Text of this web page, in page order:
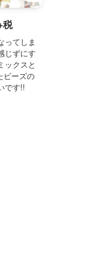
税
ってしま
じずにす
ックスと
ビーズの
です!!